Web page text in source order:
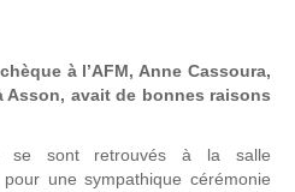
à l’AFM, Anne Cassoura,
Asson, avait de bonnes raisons
se sont retrouvés à la salle
une sympathique cérémonie